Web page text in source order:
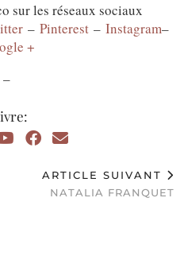
sur les réseaux sociaux
– Pinterest – Instagram–
+
–
ARTICLE SUIVANT
NATALIA FRANQUET